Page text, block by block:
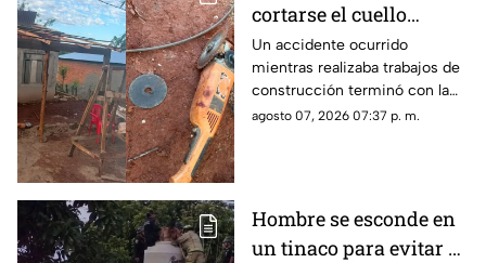
cortarse el cuello
accidentalmente con
herramienta eléctrica
Un accidente ocurrido
mientras realizaba trabajos de
construcción terminó con la
vida de un albañil, luego de
agosto 07, 2026 07:37 p. m.
Hombre se esconde en
un tinaco para evitar al